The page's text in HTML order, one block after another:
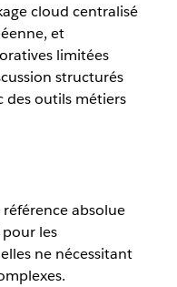
cloud centralisé
et
limitées
structurés
des outils métiers
référence absolue
les
ne nécessitant